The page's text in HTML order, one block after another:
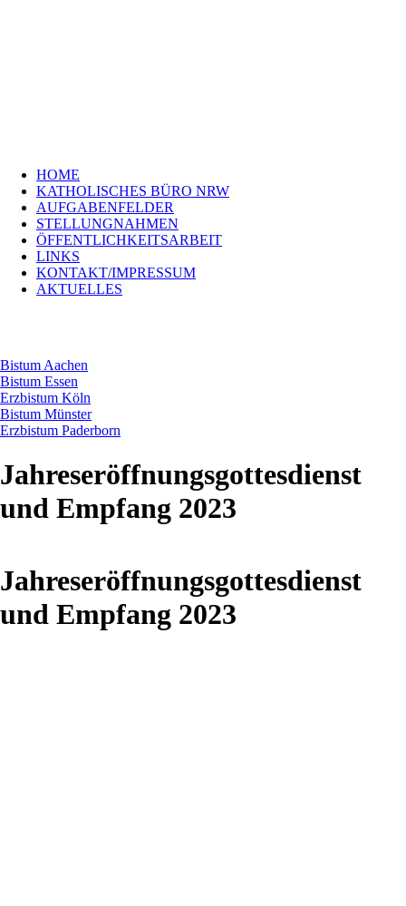
KONTAKT/IMPRESSUM
Bistum
Aachen
Bistum
Essen
Erzbistum
Köln
Bistum
Münster
überspringen
HOME
KATHOLISCHES BÜRO NRW
AUFGABENFELDER
STELLUNGNAHMEN
ÖFFENTLICHKEITSARBEIT
LINKS
KONTAKT/IMPRESSUM
AKTUELLES
Bistum Aachen
Bistum Essen
Erzbistum Köln
Bistum Münster
Erzbistum Paderborn
Jahreseröffnungsgottesdienst
und Empfang 2023
Jahreseröffnungsgottesdienst
und Empfang 2023